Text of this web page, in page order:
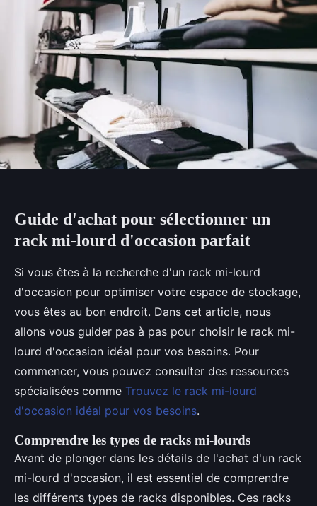
Guide d'achat pour sélectionner un
rack mi-lourd d'occasion parfait
Si vous êtes à la recherche d'un rack mi-lourd
d'occasion pour optimiser votre espace de stockage,
vous êtes au bon endroit. Dans cet article, nous
allons vous guider pas à pas pour choisir le rack mi-
lourd d'occasion idéal pour vos besoins. Pour
commencer, vous pouvez consulter des ressources
spécialisées comme Trouvez le rack mi-lourd
d'occasion idéal pour vos besoins.
Comprendre les types de racks mi-lourds
Avant de plonger dans les détails de l'achat d'un rack
mi-lourd d'occasion, il est essentiel de comprendre
les différents types de racks disponibles. Ces racks